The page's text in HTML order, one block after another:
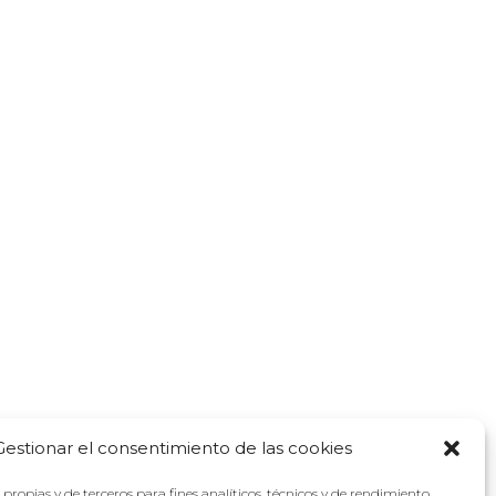
el consentimiento de las cookies